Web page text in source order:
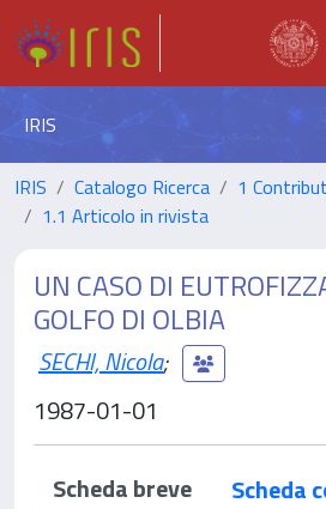
IRIS
IRIS Catalogo Ricerca
1
1.1 Articolo in rivista
UN CASO DI
GOLFO DI OLBIA
SECHI, Nicola;
1987-01-01
Scheda breve
Scheda